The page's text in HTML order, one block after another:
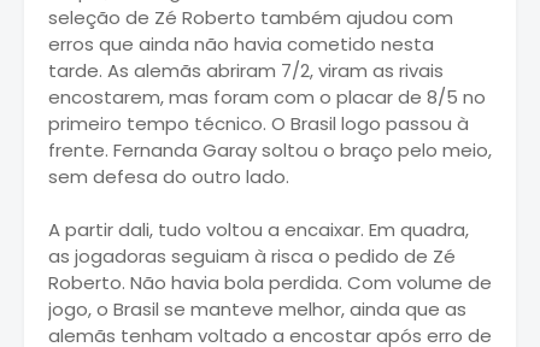
seleção de Zé Roberto também ajudou com
erros que ainda não havia cometido nesta
tarde. As alemãs abriram 7/2, viram as rivais
encostarem, mas foram com o placar de 8/5 no
primeiro tempo técnico. O Brasil logo passou à
frente. Fernanda Garay soltou o braço pelo meio,
sem defesa do outro lado.
A partir dali, tudo voltou a encaixar. Em quadra,
as jogadoras seguiam à risca o pedido de Zé
Roberto. Não havia bola perdida. Com volume de
jogo, o Brasil se manteve melhor, ainda que as
alemãs tenham voltado a encostar após erro de